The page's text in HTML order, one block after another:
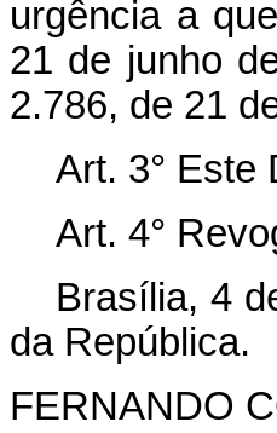
urgência a
21 de junho
2.786, de 21
Art. 3° Este
Art. 4°
Brasília, 4
da República.
FERNANDO